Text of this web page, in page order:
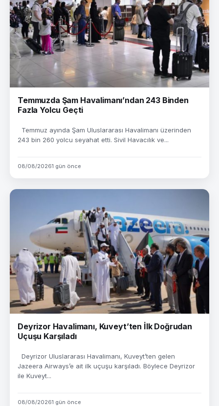
Temmuzda Şam Havalimanı’ndan 243 Binden
Fazla Yolcu Geçti
Temmuz ayında Şam Uluslararası Havalimanı üzerinden
243 bin 260 yolcu seyahat etti. Sivil Havacılık ve...
08/08/20261 gün önce
Deyrizor Havalimanı, Kuveyt’ten İlk Doğrudan
Uçuşu Karşıladı
Deyrizor Uluslararası Havalimanı, Kuveyt’ten gelen
Jazeera Airways’e ait ilk uçuşu karşıladı. Böylece Deyrizor
ile Kuveyt...
08/08/20261 gün önce